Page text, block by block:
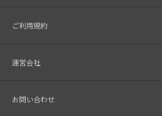
ご利用規約
運営会社
お問い合わせ